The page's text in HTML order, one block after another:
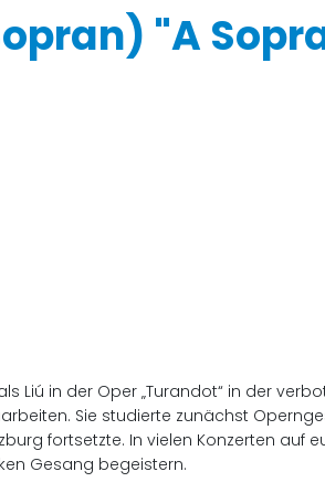
"A
Liú in der Oper „Turandot“ in der
Sie studierte zunächst
fortsetzte. In vielen Konzerten auf
Gesang begeistern.